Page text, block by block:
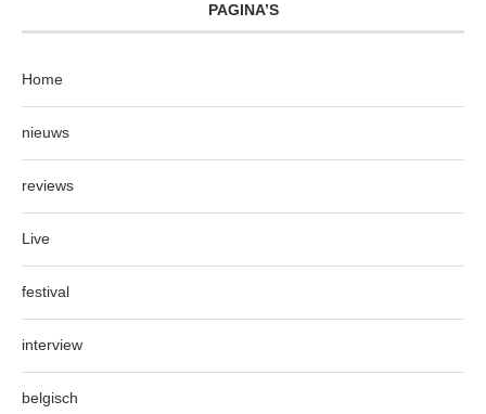
PAGINA’S
Home
nieuws
reviews
Live
festival
interview
belgisch